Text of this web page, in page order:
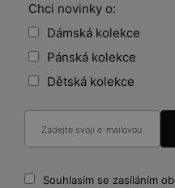
Chci novinky o:
Dámská kolekce
Pánská kolekce
Dětská kolekce
Souhlasím se zasíláním